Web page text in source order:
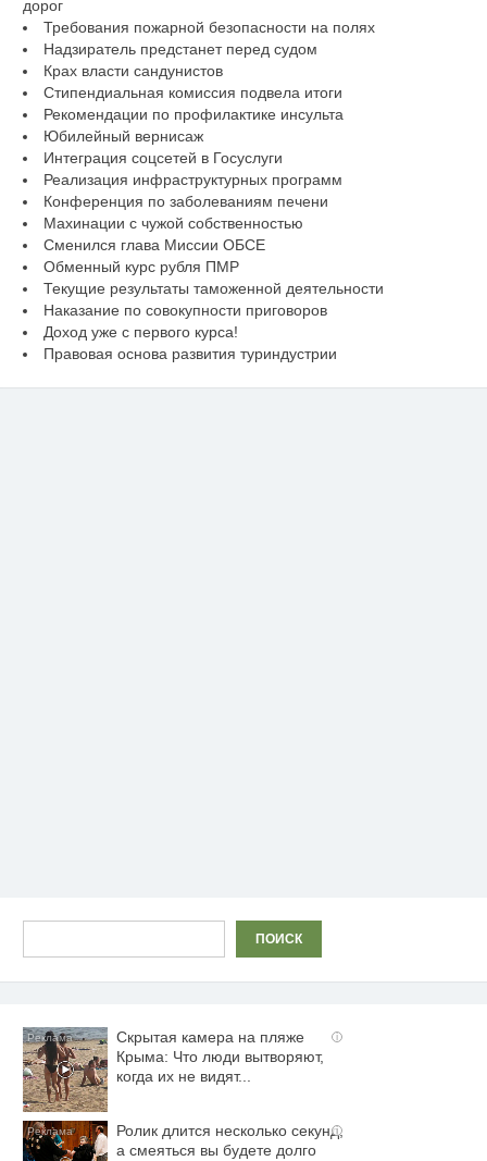
дорог
Требования пожарной безопасности на полях
Надзиратель предстанет перед судом
Крах власти сандунистов
Стипендиальная комиссия подвела итоги
Рекомендации по профилактике инсульта
Юбилейный вернисаж
Интеграция соцсетей в Госуслуги
Реализация инфраструктурных программ
Конференция по заболеваниям печени
Махинации с чужой собственностью
Сменился глава Миссии ОБСЕ
Обменный курс рубля ПМР
Текущие результаты таможенной деятельности
Наказание по совокупности приговоров
Доход уже с первого курса!
Правовая основа развития туриндустрии
ПОИСК
i
Скрытая камера на пляже
Крыма: Что люди вытворяют,
когда их не видят...
i
Ролик длится несколько секунд,
а смеяться вы будете долго